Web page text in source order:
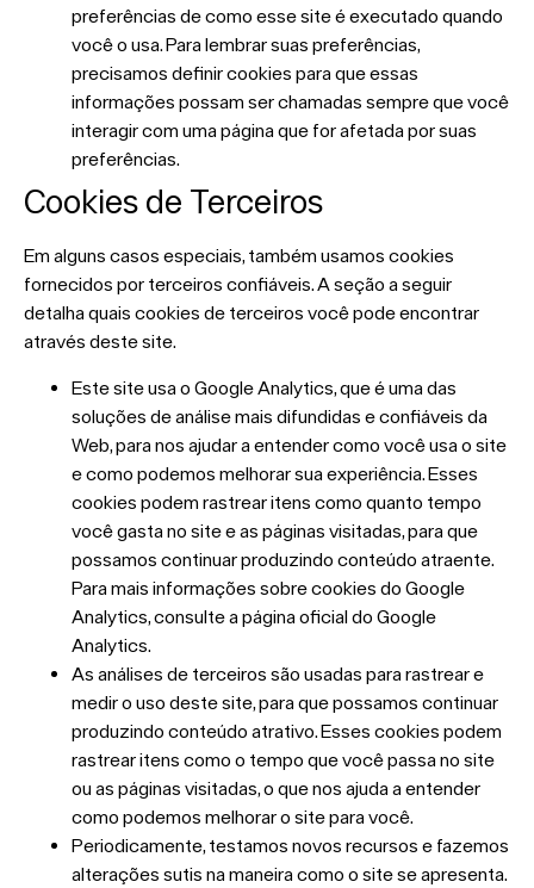
preferências de como esse site é executado quando
você o usa. Para lembrar suas preferências,
precisamos definir cookies para que essas
informações possam ser chamadas sempre que você
interagir com uma página que for afetada por suas
preferências.
Cookies de Terceiros
Em alguns casos especiais, também usamos cookies
fornecidos por terceiros confiáveis. A seção a seguir
detalha quais cookies de terceiros você pode encontrar
através deste site.
Este site usa o Google Analytics, que é uma das
soluções de análise mais difundidas e confiáveis ​​da
Web, para nos ajudar a entender como você usa o site
e como podemos melhorar sua experiência. Esses
cookies podem rastrear itens como quanto tempo
você gasta no site e as páginas visitadas, para que
possamos continuar produzindo conteúdo atraente.
Para mais informações sobre cookies do Google
Analytics, consulte a página oficial do Google
Analytics.
As análises de terceiros são usadas para rastrear e
medir o uso deste site, para que possamos continuar
produzindo conteúdo atrativo. Esses cookies podem
rastrear itens como o tempo que você passa no site
ou as páginas visitadas, o que nos ajuda a entender
como podemos melhorar o site para você.
Periodicamente, testamos novos recursos e fazemos
alterações sutis na maneira como o site se apresenta.